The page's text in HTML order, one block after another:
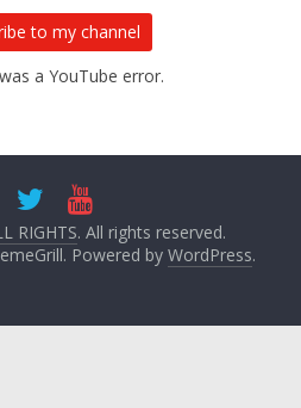
to my channel
a YouTube error.
RIGHTS. All rights reserved.
Powered by WordPress.